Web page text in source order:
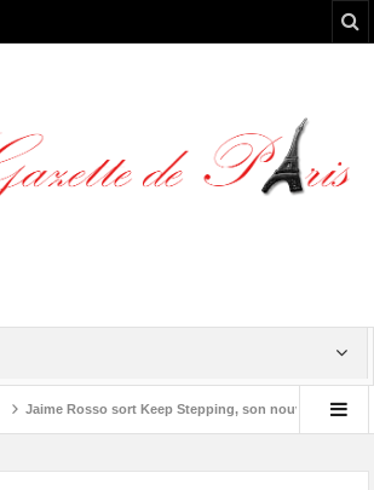
Jaime Rosso sort Keep Stepping, son nouvel EP